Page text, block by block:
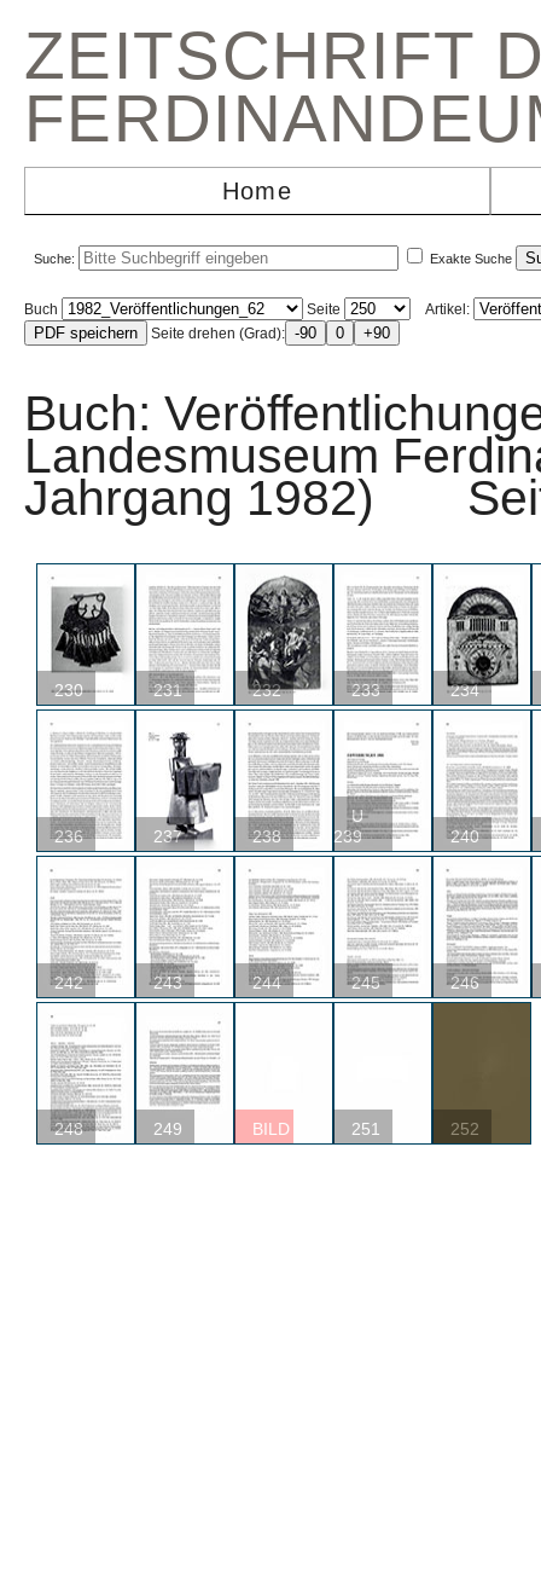
ZEITSCHRIFT
Home
Suche: Exakte Suche
Buch Seite
Artikel:
Seite drehen (Grad):
Buch:
Landesmuseum
Jahrgang 1982)
230 231 232 233 234
236 237 238
U
239
240
242 243 244 245 246
248 249 BILD 251 252